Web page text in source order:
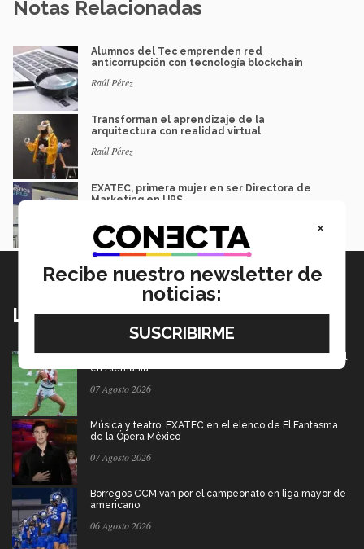
Notas Relacionadas
Alumnos del Tec emprenden red
anticorrupción con tecnología blockchain
Raúl Pérez
Transforman el aprendizaje de la
arquitectura con realidad virtual
Raúl Pérez
EXATEC, primera mujer en ser Directora de
Marketing en UPS
Lo más nuevo
México va por pase olímpico en mundial de flag football
en Alemania
07 Agosto 2026
Música y teatro: EXATEC en el elenco de El Fantasma
de la Ópera México
07 Agosto 2026
Borregos CCM van por el campeonato en liga mayor de
americano
06 Agosto 2026
×
Recibe nuestro newsletter de
noticias: